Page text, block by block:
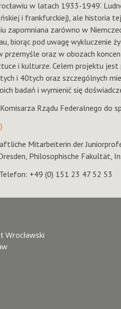
w latach 1933-1949’.
i frankfurckiej), ale historia
zapomniana zarówno w
biorąc pod uwagę wykluczenie
przemyśle oraz w obozach
i kulturze. Celem projektu
i 40tych oraz szczególnych
badań i wymienić się
Rządu Federalnego do
Mitarbeiterin der
Philosophische Fakultät,
Telefon: +49 (0) 151 23 47 52 53
Wrocławski